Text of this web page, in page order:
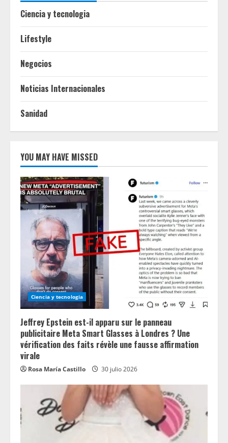
Ciencia y tecnologia
Lifestyle
Negocios
Noticias Internacionales
Sanidad
YOU MAY HAVE MISSED
Ciencia y tecnologia
Jeffrey Epstein est-il apparu sur le panneau
publicitaire Meta Smart Glasses à Londres ? Une
vérification des faits révèle une fausse affirmation
virale
Rosa María Castillo 30 julio 2026